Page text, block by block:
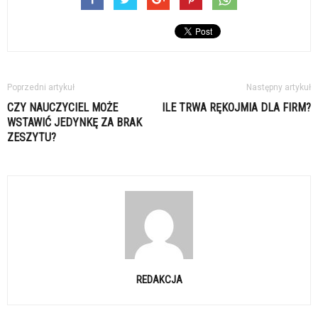
Poprzedni artykuł
CZY NAUCZYCIEL MOŻE
WSTAWIĆ JEDYNKĘ ZA BRAK
ZESZYTU?
Następny artykuł
ILE TRWA RĘKOJMIA DLA FIRM?
REDAKCJA